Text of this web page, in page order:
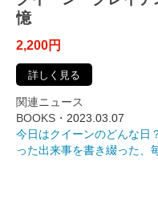
憶
2,200円
詳しく見る
関連ニュース
BOOKS・ 2023.03.07
今日はクイーンのどんな
った出来事を書き綴った、